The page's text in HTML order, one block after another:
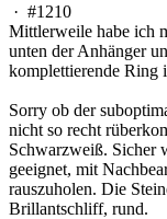
· #1210
Mittlerweile habe ich
unten der Anhänger
komplettierende Ring
Sorry ob der
nicht so recht
Schwarzweiß. Sicher
geeignet, mit
rauszuholen. Die
Brillantschliff, rund.